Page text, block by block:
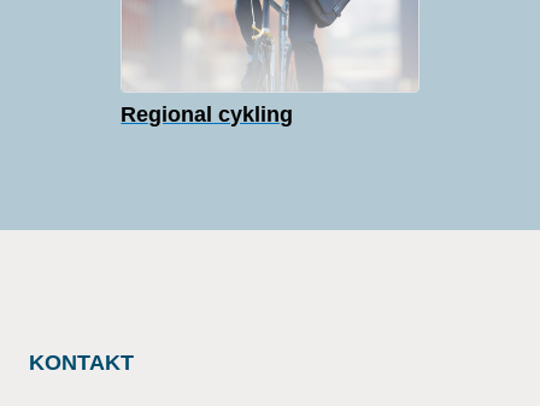
Regional cykling
KONTAKT